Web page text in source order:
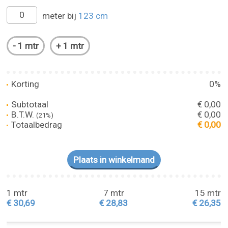
meter bij 123 cm
Korting
0%
Subtotaal
€ 0,00
B.T.W.(21%)
€ 0,00
Totaalbedrag
€ 0,00
1 mtr
€ 30,69
7 mtr
€ 28,83
15 mtr
€ 26,35